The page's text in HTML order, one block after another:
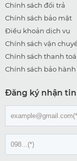
Chính sách đổi trả
Chính sách bảo mật
Điều khoản dịch vụ
Chính sách vận
Chính sách thanh
Chính sách bảo hành
Đăng ký nhận tin